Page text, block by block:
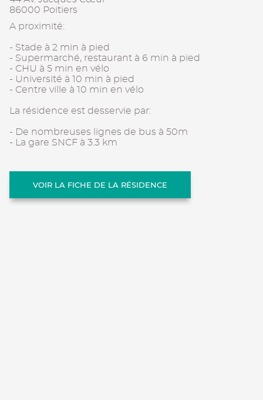
86000 Poitiers
A proximité:
- Stade à 2 min à pied
- Supermarché, restaurant à 6 min à pied
- CHU à 5 min en vélo
- Université à 10 min à pied
- Centre ville à 10 min en vélo
La résidence est desservie par:
- De nombreuses lignes de bus à 50m
- La gare SNCF à 3.3 km
VOIR LA FICHE DE LA RÉSIDENCE